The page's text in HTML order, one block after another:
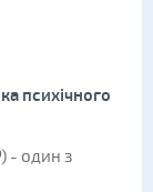
психічного
- один з